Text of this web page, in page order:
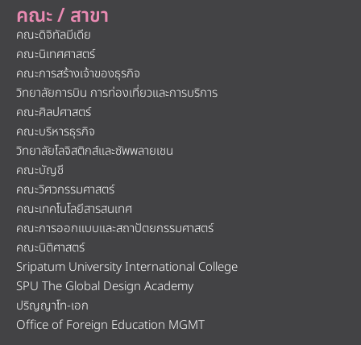
คณะ / สาขา
คณะดิจิทัลมีเดีย
คณะนิเทศศาสตร์
คณะการสร้างเจ้าของธุรกิจ
วิทยาลัยการบิน การท่องเที่ยวและการบริการ
คณะศิลปศาสตร์
คณะบริหารธุรกิจ
วิทยาลัยโลจิสติกส์และซัพพลายเชน
คณะบัญชี
คณะวิศวกรรมศาสตร์
คณะเทคโนโลยีสารสนเทศ
คณะการออกแบบและสถาปัตยกรรมศาสตร์
คณะนิติศาสตร์
Sripatum University International College
SPU The Global Design Academy
ปริญญาโท-เอก
Office of Foreign Education MGMT